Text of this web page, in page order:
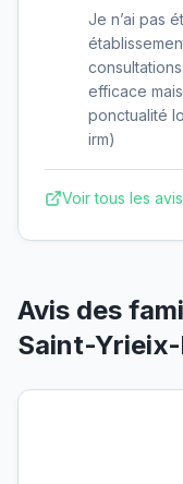
Je n’ai pas
efficace
ponctualité
irm)
Voir tous les
Avis des
Saint-